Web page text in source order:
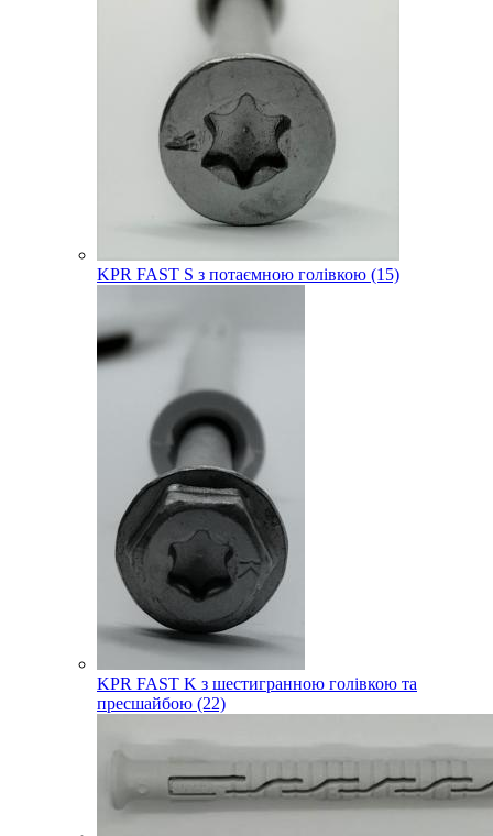
KPR FAST S з потаємною голівкою (15)
KPR FAST K з шестигранною голівкою та
пресшайбою (22)